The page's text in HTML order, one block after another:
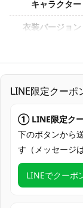
キャラクター
衣装バージョン
素材
セット内容
発送予定
支払い方法
LINE限定クーポ
① LINE限定ク
下のボタンから
す（メッセージ
LINEでクーポ